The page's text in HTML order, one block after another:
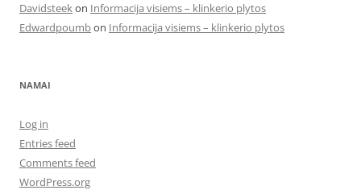
Davidsteekon Informacija visiems – klinkerio plytos
Edwardpoumbon Informacija visiems – klinkerio plytos
NAMAI
Log in
Entries feed
Comments feed
WordPress.org